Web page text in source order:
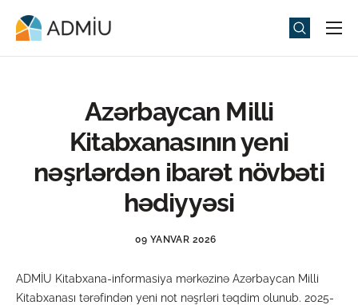
Universitet
Tədbirlər
Azərbaycan Milli
Kitabxanasının yeni
nəşrlərdən ibarət növbəti
hədiyyəsi
09 YANVAR 2026
ADMİU Kitabxana-informasiya mərkəzinə Azərbaycan Milli
Kitabxanası tərəfindən yeni not nəşrləri təqdim olunub. 2025-